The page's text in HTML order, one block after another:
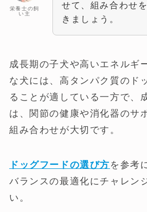
栄養士の飼
い主
せて、組み合わせ
きましょう。
成長期の子犬や高いエネルギ
な犬には、高タンパク質のド
ることが適している一方で、
は、関節の健康や消化器のサ
組み合わせが大切です。
ドッグフードの選び方 を参考
バランスの最適化にチャレン
い。